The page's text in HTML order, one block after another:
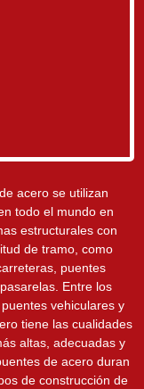
acero se utilizan
todo el mundo en
estructurales con
de tramo, como
puentes
Entre los
vehiculares y
tiene las cualidades
altas, adecuadas y
de acero duran
de construcción de